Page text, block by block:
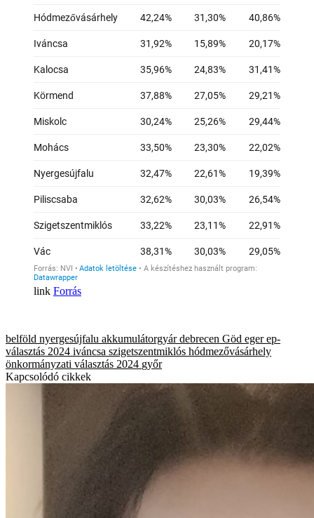
Forrás
belföld nyergesújfalu akkumulátorgyár debrecen Göd eger ep-
választás 2024 iváncsa szigetszentmiklós hódmezővásárhely
önkormányzati választás 2024 győr
Kapcsolódó cikkek